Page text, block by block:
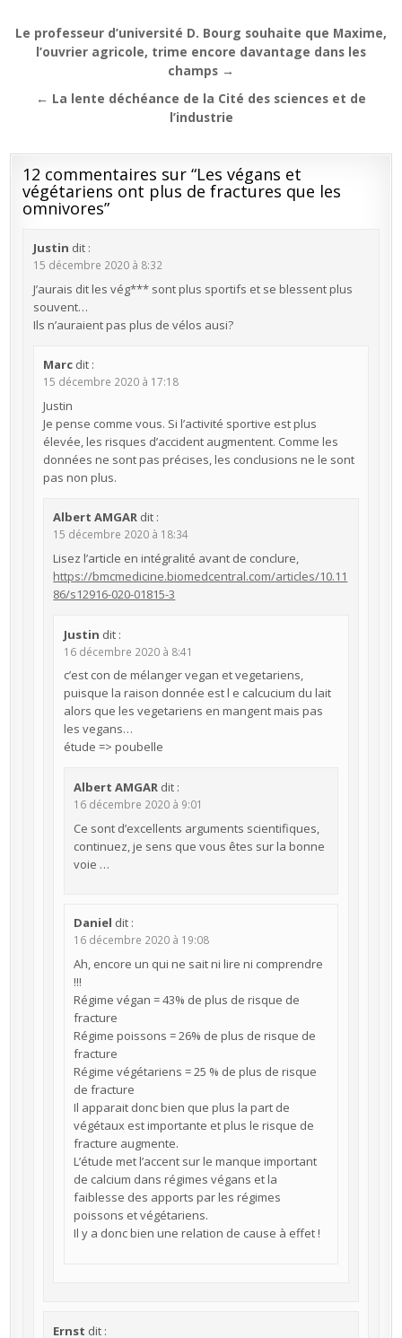
Navigation
de
l’article
Le professeur d’université D. Bourg souhaite que Maxime,
l’ouvrier agricole, trime encore davantage dans les
champs →
← La lente déchéance de la Cité des sciences et de
l’industrie
12 commentaires sur “Les végans et
végétariens ont plus de fractures que les
omnivores”
Justin dit :
15 décembre 2020 à 8:32
J’aurais dit les vég*** sont plus sportifs et se blessent plus
souvent…
Ils n’auraient pas plus de vélos ausi?
Marc dit :
15 décembre 2020 à 17:18
Justin
Je pense comme vous. Si l’activité sportive est plus
élevée, les risques d’accident augmentent. Comme les
données ne sont pas précises, les conclusions ne le sont
pas non plus.
Albert AMGAR dit :
15 décembre 2020 à 18:34
Lisez l’article en intégralité avant de conclure,
https://bmcmedicine.biomedcentral.com/articles/10.11
86/s12916-020-01815-3
Justin dit :
16 décembre 2020 à 8:41
c’est con de mélanger vegan et vegetariens,
puisque la raison donnée est l e calcucium du lait
alors que les vegetariens en mangent mais pas
les vegans…
étude => poubelle
Albert AMGAR dit :
16 décembre 2020 à 9:01
Ce sont d’excellents arguments scientifiques,
continuez, je sens que vous êtes sur la bonne
voie …
Daniel dit :
16 décembre 2020 à 19:08
Ah, encore un qui ne sait ni lire ni comprendre
!!!
Régime végan = 43% de plus de risque de
fracture
Régime poissons = 26% de plus de risque de
fracture
Régime végétariens = 25 % de plus de risque
de fracture
Il apparait donc bien que plus la part de
végétaux est importante et plus le risque de
fracture augmente.
L’étude met l’accent sur le manque important
de calcium dans régimes végans et la
faiblesse des apports par les régimes
poissons et végétariens.
Il y a donc bien une relation de cause à effet !
Ernst dit :